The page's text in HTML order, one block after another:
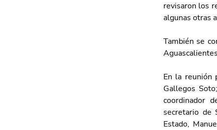
revisaron los
algunas otras
También se
En la reunión
Gallegos
coordinador
secretario de
Estado,